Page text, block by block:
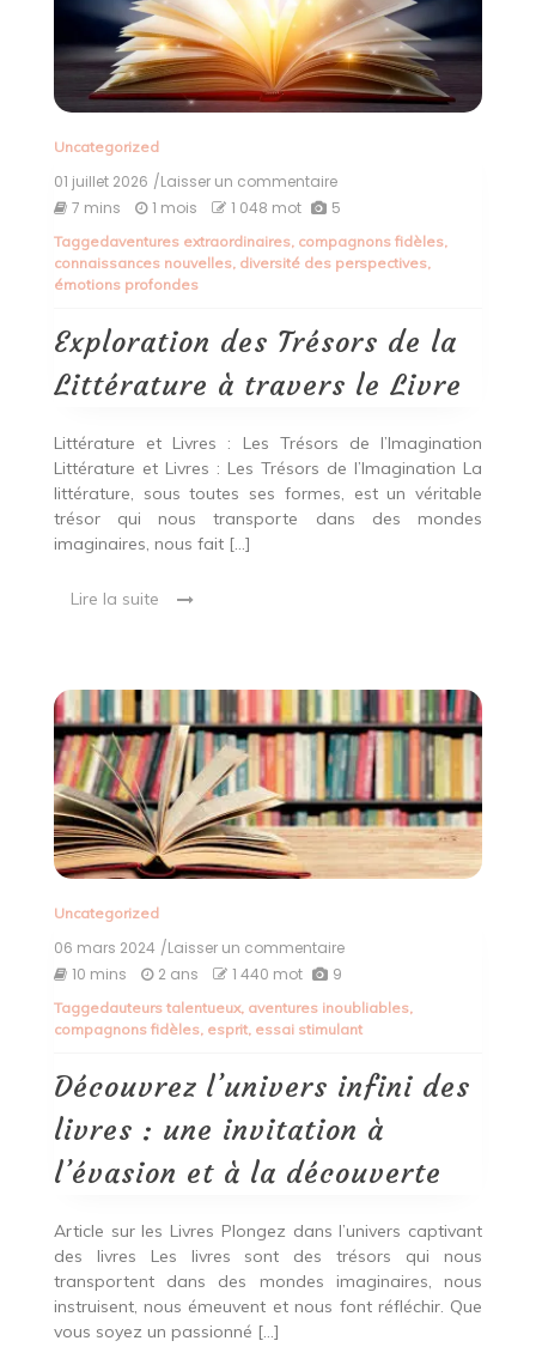
Uncategorized
01 juillet 2026 /Laisser un commentaireon
Exploration
Trésors
de
travers
Livre
7 mins 1 mois 1 048 mot 5
Taggedaventures extraordinaires, compagnons fidèles,
connaissances nouvelles, diversité des perspectives,
émotions profondes
Exploration des Trésors de la
Littérature à travers le Livre
Littérature et Livres : Les Trésors de l’Imagination
Littérature et Livres : Les Trésors de l’Imagination La
littérature, sous toutes ses formes, est un véritable
trésor qui nous transporte dans des mondes
imaginaires, nous fait […]
Lire la suite
Uncategorized
06 mars 2024 /Laisser un commentaireon
infini
des
:
une
invitation
à
et
la
découverte
10 mins 2 ans 1 440 mot 9
Taggedauteurs talentueux, aventures inoubliables,
compagnons fidèles, esprit, essai stimulant
Découvrez l’univers infini des
livres : une invitation à
l’évasion et à la découverte
Article sur les Livres Plongez dans l’univers captivant
des livres Les livres sont des trésors qui nous
transportent dans des mondes imaginaires, nous
instruisent, nous émeuvent et nous font réfléchir. Que
vous soyez un passionné […]